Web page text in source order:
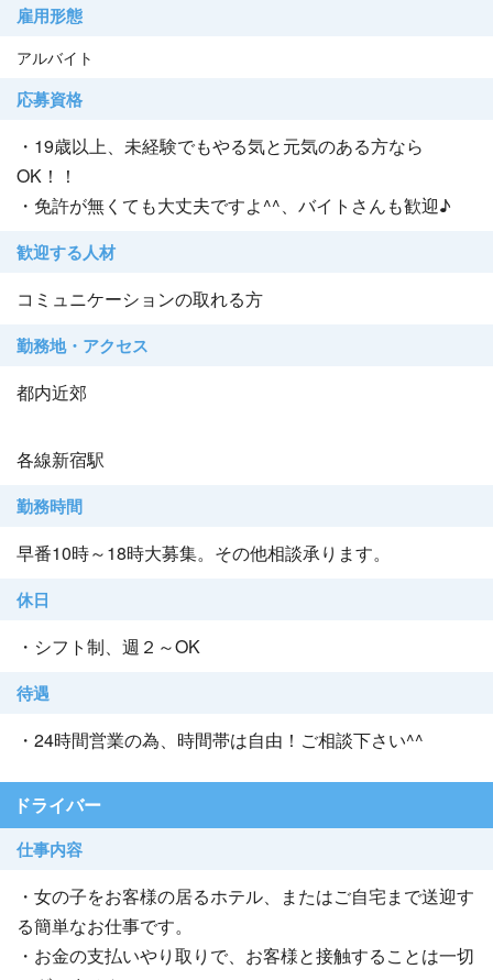
雇用形態
アルバイト
応募資格
・19歳以上、未経験でもやる気と元気のある方なら
OK！！
・免許が無くても大丈夫ですよ^^、バイトさんも歓迎♪
歓迎する人材
コミュニケーションの取れる方
勤務地・アクセス
都内近郊
各線新宿駅
勤務時間
早番10時～18時大募集。その他相談承ります。
休日
・シフト制、週２～OK
待遇
・24時間営業の為、時間帯は自由！ご相談下さい^^
ドライバー
仕事内容
・女の子をお客様の居るホテル、またはご自宅まで送迎す
る簡単なお仕事です。
・お金の支払いやり取りで、お客様と接触することは一切